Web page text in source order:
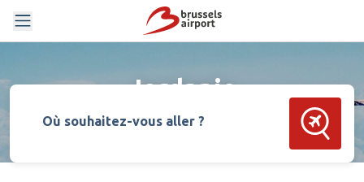
Jordanie
Où souhaitez-vous aller ?